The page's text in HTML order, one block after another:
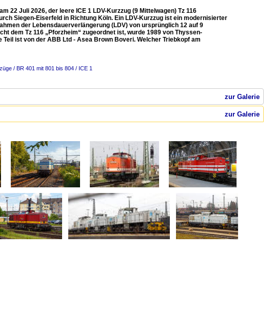
22 Juli 2026, der leere ICE 1 LDV-Kurzzug (9 Mittelwagen) Tz 116
Siegen-Eiserfeld in Richtung Köln. Ein LDV-Kurzzug ist ein modernisierter
der Lebensdauerverlängerung (LDV) von ursprünglich 12 auf 9
dem Tz 116 „Pforzheim“ zugeordnet ist, wurde 1989 von Thyssen-
ist von der ABB Ltd - Asea Brown Boveri. Welcher Triebkopf am
/ BR 401 mit 801 bis 804 / ICE 1
zur Galerie
zur Galerie